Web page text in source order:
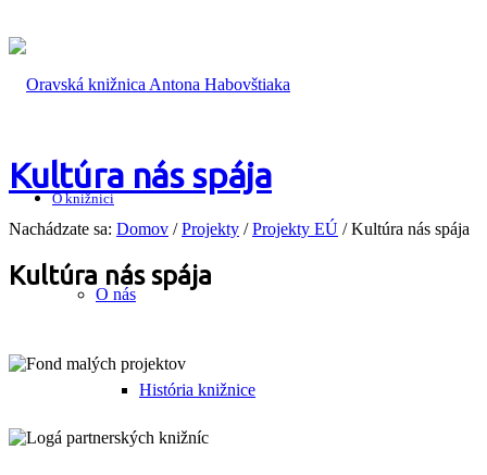
O knižnici
O nás
História knižnice
Kultúra nás spája
Nachádzate sa: Domov / Projekty / Projekty EÚ / Kultúra nás spája
Kultúra nás spája